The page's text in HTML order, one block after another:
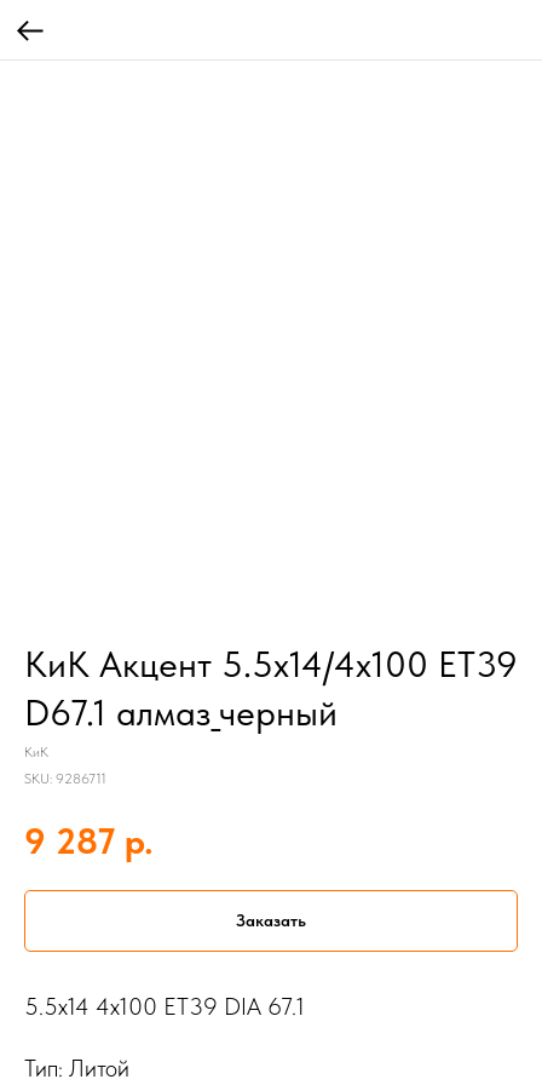
КиК Акцент 5.5x14/4x100 ET39
D67.1 алмаз_черный
КиК
SKU: 9286711
9 287 р.
Заказать
5.5x14 4x100 ET39 DIA 67.1
Тип: Литой